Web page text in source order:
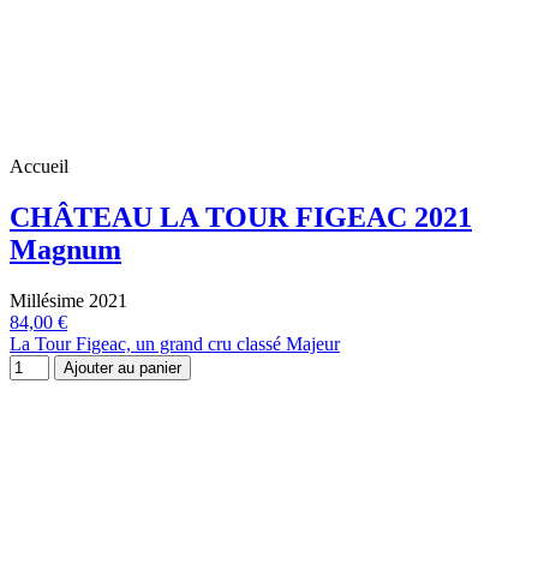
Accueil
CHÂTEAU LA TOUR FIGEAC 2021
Magnum
Millésime 2021
84,00 €
La Tour Figeac, un grand cru classé Majeur
Ajouter au panier